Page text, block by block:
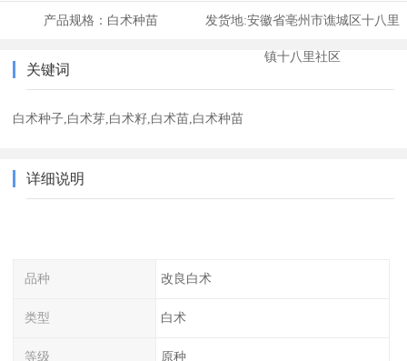
产品规格： 白术种苗 发货地:安徽省亳州市谯城区十八里
镇十八里社区
关键词
白术种子,白术芽,白术籽,白术苗,白术种苗
详细说明
品种 改良白术
类型 白术
等级 原种